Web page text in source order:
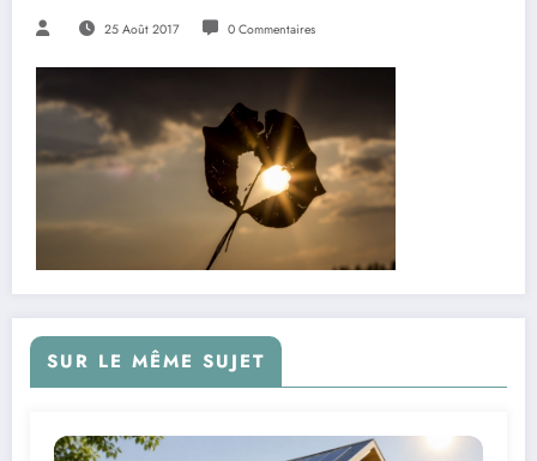
25 Août 2017 0 Commentaires
SUR LE MÊME SUJET